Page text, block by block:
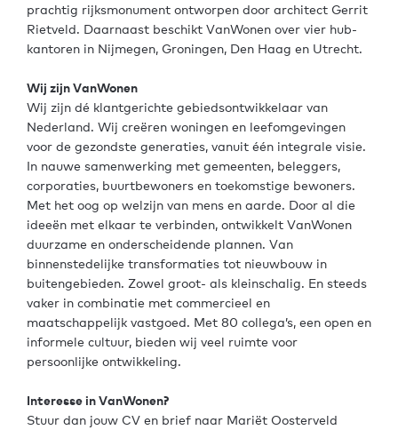
prachtig rijksmonument ontworpen door architect Gerrit
Rietveld. Daarnaast beschikt VanWonen over vier hub-
kantoren in Nijmegen, Groningen, Den Haag en Utrecht.
Wij zijn VanWonen
Wij zijn dé klantgerichte gebiedsontwikkelaar van
Nederland. Wij creëren woningen en leefomgevingen
voor de gezondste generaties, vanuit één integrale visie.
In nauwe samenwerking met gemeenten, beleggers,
corporaties, buurtbewoners en toekomstige bewoners.
Met het oog op welzijn van mens en aarde. Door al die
ideeën met elkaar te verbinden, ontwikkelt VanWonen
duurzame en onderscheidende plannen. Van
binnenstedelijke transformaties tot nieuwbouw in
buitengebieden. Zowel groot- als kleinschalig. En steeds
vaker in combinatie met commercieel en
maatschappelijk vastgoed. Met 80 collega’s, een open en
informele cultuur, bieden wij veel ruimte voor
persoonlijke ontwikkeling.
Interesse in VanWonen?
Stuur dan jouw CV en brief naar Mariët Oosterveld